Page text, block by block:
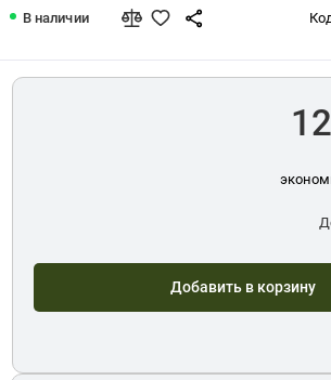
В наличии
Добавить в корзину